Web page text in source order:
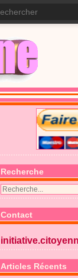
Recherche
Contact
Articles Récents